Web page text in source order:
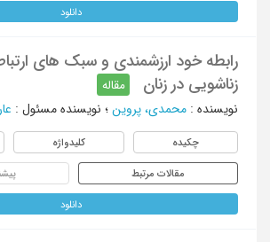
دانلود
رابطه خود ارزشمندی و سبک های
زناشویی در زنان
مقاله
نویسنده : محمدی، پروین ؛ نویسنده مسئول :
چکیده کلیدواژه
مقالات مرتبط
دانلود